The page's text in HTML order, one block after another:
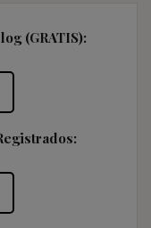
(GRATIS):